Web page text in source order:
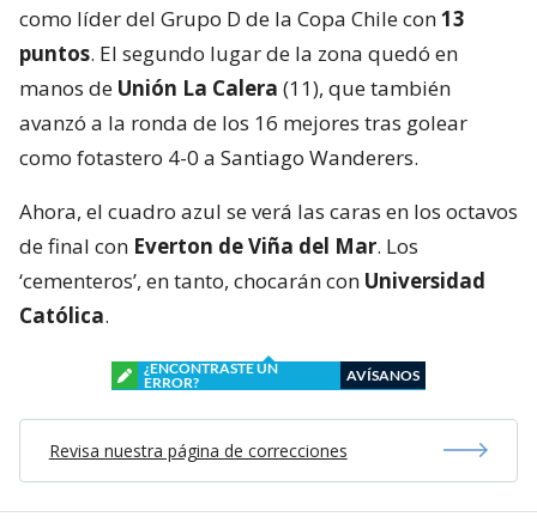
como líder del Grupo D de la Copa Chile con13
puntos. El segundo lugar de la zona quedó en
manos de Unión La Calera (11), que también
avanzó a la ronda de los 16 mejores tras golear
como fotastero 4-0 a Santiago Wanderers.
Ahora, el cuadro azul se verá las caras en los octavos
de final con Everton de Viña del Mar. Los
‘cementeros’, en tanto, chocarán con Universidad
Católica.
¿ENCONTRASTE UN
ERROR?
AVÍSANOS
Revisa nuestra página de correcciones